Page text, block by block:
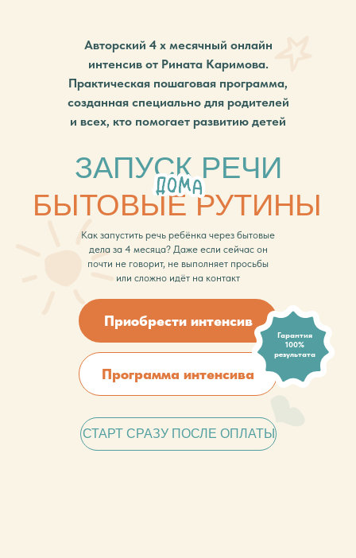
Авторский 4 х месячный онлайн
интенсив от Рината Каримова.
Практическая пошаговая программа,
созданная специально для родителей
и всех, кто помогает развитию детей
Как запустить речь ребёнка через бытовые
дела за 4 месяца? Даже если сейчас он
почти не говорит, не выполняет просьбы
или сложно идёт на контакт
БЫТОВЫЕ РУТИНЫ
ЗАПУСК РЕЧИ
Программа интенсива
Приобрести интенсив
СТАРТ СРАЗУ ПОСЛЕ ОПЛАТЫ
Гарантия
100%
результата